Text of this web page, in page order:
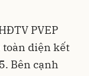
PVEP
toàn diện kết
Bên cạnh